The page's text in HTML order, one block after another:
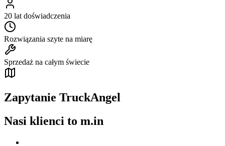
20 lat doświadczenia
Rozwiązania szyte na miarę
Sprzedaż na całym świecie
Zapytanie TruckAngel
Nasi klienci to m.in